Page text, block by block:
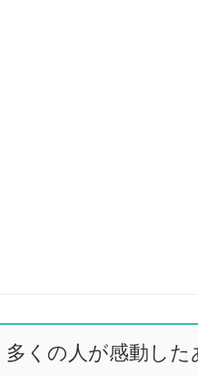
多くの人が感動し